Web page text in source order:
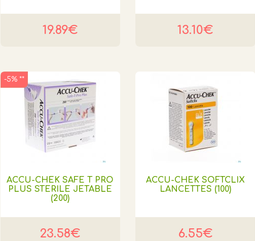
19.89€ 13.10€
ACCU-CHEK SAFE T PRO
PLUS STERILE JETABLE
(200)
23.58€
-5% **
ACCU-CHEK SOFTCLIX
LANCETTES (100)
6.55€